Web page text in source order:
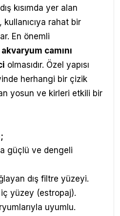
kısımda yer alan
rahat bir
En önemli
akvaryum camını
olmasıdır. Özel yapısı
herhangi bir çizik
yosun ve kirleri etkili bir
güçlü ve dengeli
dış filtre yüzeyi.
yüzey (estropaj).
uyumlu.